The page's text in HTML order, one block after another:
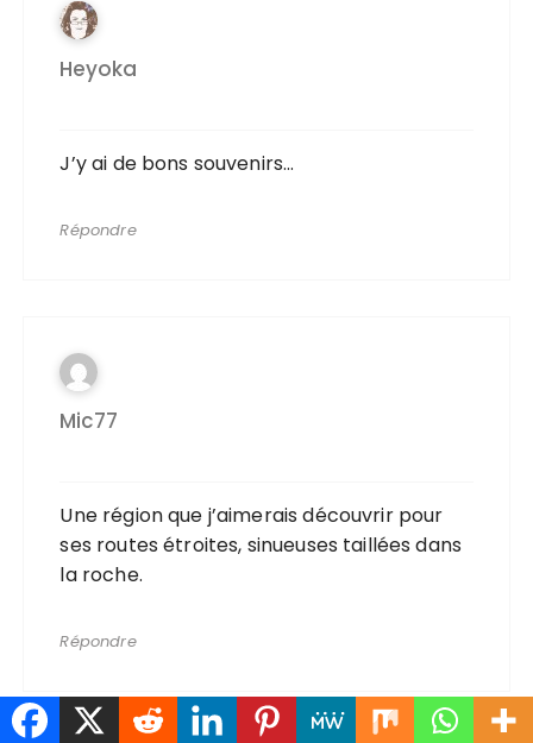
Heyoka
J’y ai de bons souvenirs…
Répondre
Mic77
Une région que j’aimerais découvrir pour
ses routes étroites, sinueuses taillées dans
la roche.
Répondre